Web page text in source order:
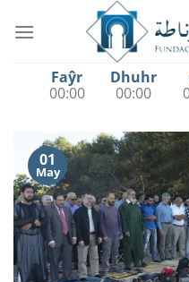
Faŷr
00:00
Dhuhr
00:00
01
May